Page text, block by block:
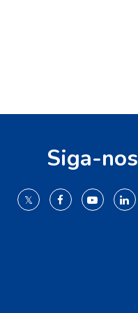
Siga-nos